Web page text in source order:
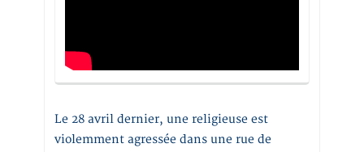
Le 28 avril dernier, une religieuse est
violemment agressée dans une rue de